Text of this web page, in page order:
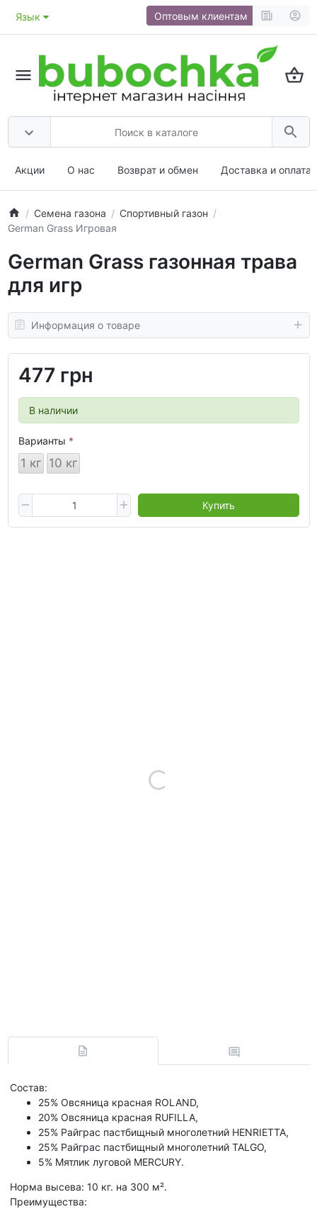
Язык Оптовым клиентам
Акции О нас Возврат и обмен Доставка и оплата
Семена газона
Спортивный газон
German Grass Игровая
German Grass газонная трава
для игр
Информация о товаре
477 грн
В наличии
Варианты
1 кг 10 кг
Купить
Состав:
25% Овсяница красная ROLAND,
20% Овсяница красная RUFILLA,
25% Райграс пастбищный многолетний HENRIETTA,
25% Райграс пастбищный многолетний TALGO,
5% Мятлик луговой MERCURY.
Норма высева: 10 кг. на 300 м².
Преимущества: